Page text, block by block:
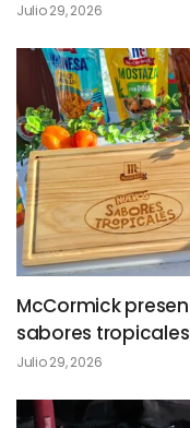
Julio 29, 2026
McCormick
sabores tropicales
Julio 29, 2026